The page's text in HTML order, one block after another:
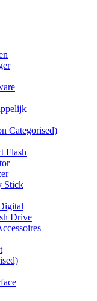
Categorised)
Flash
Stick
Drive